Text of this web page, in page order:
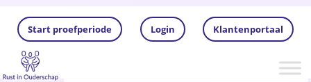
Klantenportaal
Login
Start proefperiode